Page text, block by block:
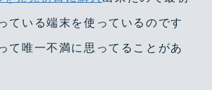
ている端末を使っているのです
て唯一不満に思ってることがあ